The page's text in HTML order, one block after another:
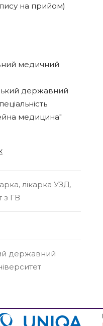
на прийом)
медичний
державний
медицина"
лікарка УЗД,
з ГВ
державний